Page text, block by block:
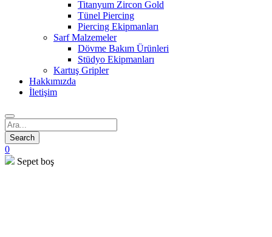
Titanyum Zircon Gold
Tünel Piercing
Piercing Ekipmanları
Sarf Malzemeler
Dövme Bakım Ürünleri
Stüdyo Ekipmanları
Kartuş Gripler
Hakkımızda
İletişim
0
Sepet boş